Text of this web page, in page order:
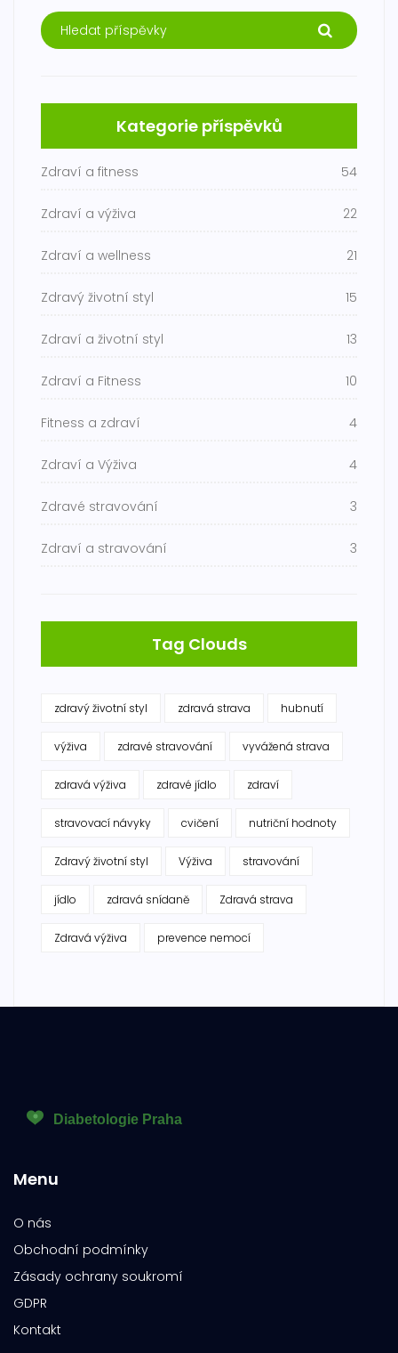
Kategorie příspěvků
Zdraví a fitness 54
Zdraví a výživa 22
Zdraví a wellness 21
Zdravý životní styl 15
Zdraví a životní styl 13
Zdraví a Fitness 10
Fitness a zdraví 4
Zdraví a Výživa 4
Zdravé stravování 3
Zdraví a stravování 3
Tag Clouds
zdravý životní styl zdravá strava hubnutí
výživa zdravé stravování vyvážená strava
zdravá výživa zdravé jídlo zdraví
stravovací návyky cvičení nutriční hodnoty
Zdravý životní styl Výživa stravování
jídlo zdravá snídaně Zdravá strava
Zdravá výživa prevence nemocí
Menu
O nás
Obchodní podmínky
Zásady ochrany soukromí
GDPR
Kontakt